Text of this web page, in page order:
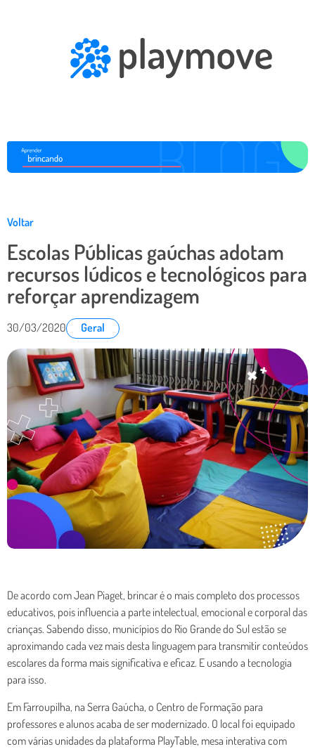
Voltar
Escolas Públicas gaúchas adotam
recursos lúdicos e tecnológicos para
reforçar aprendizagem
30/03/2020 Geral
De acordo com Jean Piaget, brincar é o mais completo dos processos
educativos, pois influencia a parte intelectual, emocional e corporal das
crianças. Sabendo disso, municípios do Rio Grande do Sul estão se
aproximando cada vez mais desta linguagem para transmitir conteúdos
escolares da forma mais significativa e eficaz. E usando a tecnologia
para isso.
Em Farroupilha, na Serra Gaúcha, o Centro de Formação para
professores e alunos acaba de ser modernizado. O local foi equipado
com várias unidades da plataforma PlayTable, mesa interativa com